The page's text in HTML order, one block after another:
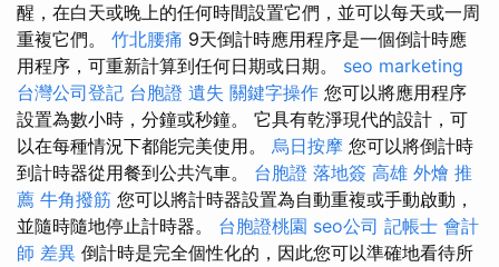
醒，在白天或晚上的任何時間設置它們，並可以每天或一周
重複它們。 竹北腰痛 9天倒計時應用程序是一個倒計時應
用程序，可重新計算到任何日期或日期。 seo marketing
台灣公司登記 台胞證 遺失 關鍵字操作 您可以將應用程序
設置為數小時，分鐘或秒鐘。 它具有乾淨現代的設計，可
以在每種情況下都能完美使用。 烏日按摩 您可以將倒計時
到計時器從用餐到公共汽車。 台胞證 落地簽 高雄 外燴 推
薦 牛角撥筋 您可以將計時器設置為自動重複或手動啟動，
並隨時隨地停止計時器。 台胞證桃園 seo公司 記帳士 會計
師 差異 倒計時是完全個性化的，因此您可以準確地看待所